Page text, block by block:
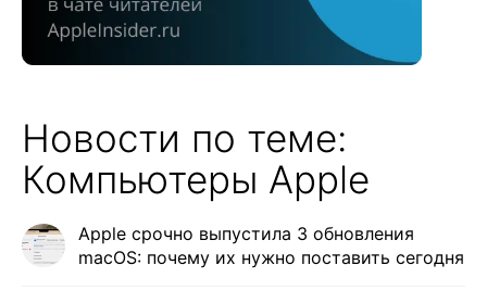
Новости по теме:
Компьютеры Apple
Apple срочно выпустила 3 обновления
macOS: почему их нужно поставить сегодня